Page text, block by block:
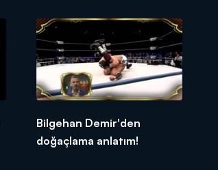
Bilgehan Demir'den
doğaçlama anlatım!